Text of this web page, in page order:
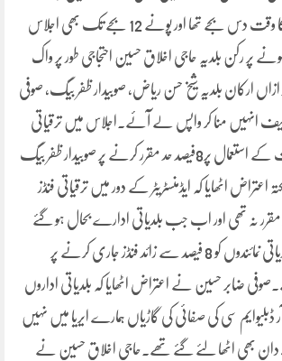
اجلاس شروع ہونے کا وقت دس بجے تھا اور پونے 12 بجے تک بھی اجلاس
پر رکن بلدیہ حاجی اخلاق حسین احتجاجی طور پر واک
ارکان بلدیہ شیخ حسن ریاض، صوبیدار ظفر بیگ، صوفی
حنیف انہیں منا کر واپس لے آئے۔اجلاس میں ترقیاتی
اور نان ترقیاتی اخراجات کے استعمال پر8فیصد حد مقرر کرنے پر صوبیدار ظفر بیگ
اعتراض اٹھایا کہ ایڈمنسٹریٹر کے دور میں ترقیاتی فنڈز
مقرر نہ تھی اور اب جب بلدیاتی ادارے بحال ہو گئے
ہیں تو حکومت نے بلدیاتی نمائندوں کو 8 فیصد سے زائد فنڈز جاری کرنے پر
ضابر حسین نے اعتراض اٹھایا کہ بلدیاتی اداروں
سی کی صفائی کی گاڑیاں ہمارے ایریا میں نہیں
دان بھی اٹھا لئے گئے تھے۔حاجی اخلاق حسین نے